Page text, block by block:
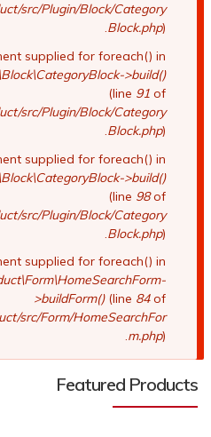
src/Plugin/Block/Category
Block.php
supplied for foreach() in
>build()
(line91of
src/Plugin/Block/Category
Block.php
supplied for foreach() in
>build()
(line98of
src/Plugin/Block/Category
Block.php
supplied for foreach() in
>buildForm()(line84of
src/Form/HomeSearchFor
m.php
Featured Products